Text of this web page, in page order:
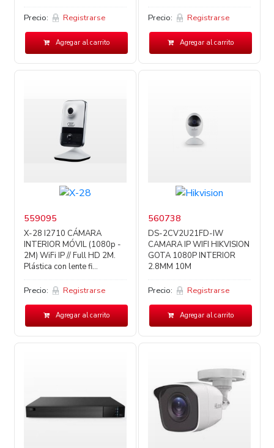
Precio: Registrarse
Agregar al carrito
Precio: Registrarse
Agregar al carrito
559095
X-28 I2710 CÁMARA
INTERIOR MÓVIL (1080p -
2M) WiFi IP // Full HD 2M.
Plástica con lente fi...
Precio: Registrarse
Agregar al carrito
560738
DS-2CV2U21FD-IW
CAMARA IP WIFI HIKVISION
GOTA 1080P INTERIOR
2.8MM 10M
Precio: Registrarse
Agregar al carrito